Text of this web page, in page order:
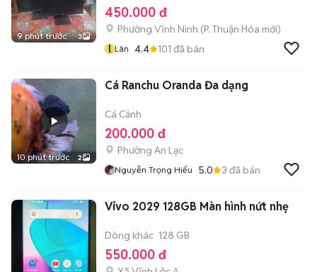
9 phút trước 3
450.000 đ
Phường Vĩnh Ninh (P. Thuận Hóa mới)
l Lân 4.4 101 đã bán
10 phút trước 2
Cá Ranchu Oranda Đa dạng
Cá Cảnh
200.000 đ
Phường An Lạc
Nguyễn Trọng Hiếu 5.0 3 đã bán
Vivo 2029 128GB Màn hình nứt nhẹ
Dòng khác 128 GB
550.000 đ